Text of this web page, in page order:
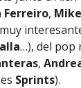
Ferreiro,
…), del pop
,
Sprints).